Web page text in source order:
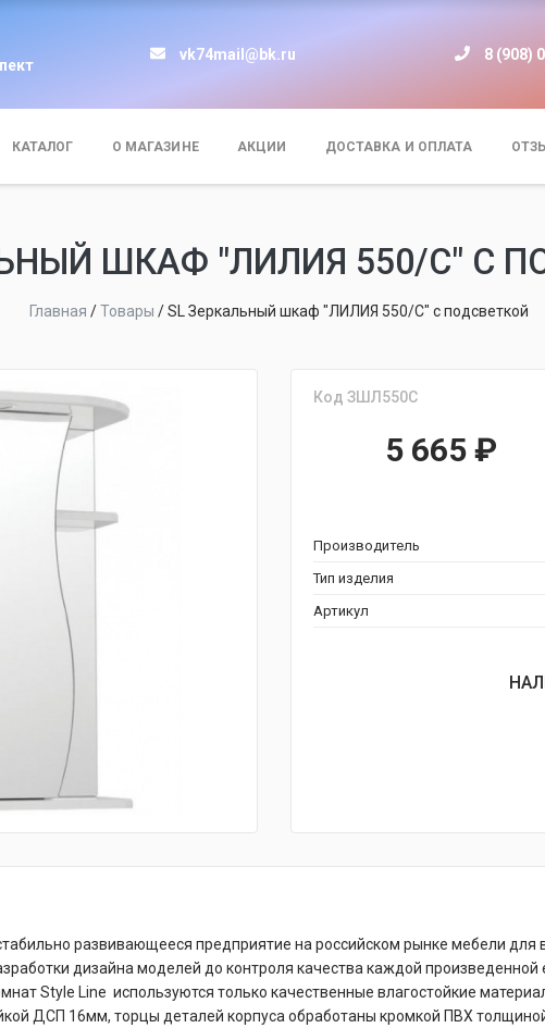
vk74mail@bk.ru 8 (908)
КАТАЛОГ О МАГАЗИНЕ АКЦИИ ДОСТАВКА И ОПЛАТА
ШКАФ "ЛИЛИЯ 550/С" С
Главная /Товары /SL Зеркальный шкаф "ЛИЛИЯ 550/С" с подсветкой
Код ЗШЛ550С
5 665 ₽
Производитель
Тип изделия
Артикул
развивающееся предприятие на российском рынке мебели
дизайна моделей до контроля качества каждой
Style Line используются только качественные влагостойкие
ДСП 16мм, торцы деталей корпуса обработаны кромкой ПВХ